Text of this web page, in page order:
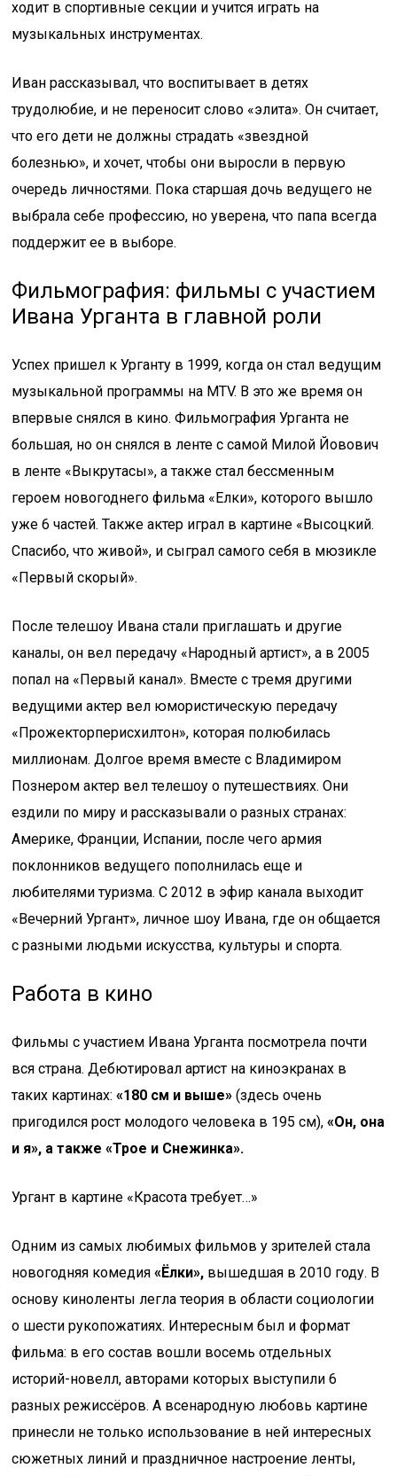
ходит в спортивные секции и учится играть на
музыкальных инструментах.
Иван рассказывал, что воспитывает в детях
трудолюбие, и не переносит слово «элита». Он считает,
что его дети не должны страдать «звездной
болезнью», и хочет, чтобы они выросли в первую
очередь личностями. Пока старшая дочь ведущего не
выбрала себе профессию, но уверена, что папа всегда
поддержит ее в выборе.
Фильмография: фильмы с участием
Ивана Урганта в главной роли
Успех пришел к Урганту в 1999, когда он стал ведущим
музыкальной программы на MTV. В это же время он
впервые снялся в кино. Фильмография Урганта не
большая, но он снялся в ленте с самой Милой Йовович
в ленте «Выкрутасы», а также стал бессменным
героем новогоднего фильма «Елки», которого вышло
уже 6 частей. Также актер играл в картине «Высоцкий.
Спасибо, что живой», и сыграл самого себя в мюзикле
«Первый скорый».
После телешоу Ивана стали приглашать и другие
каналы, он вел передачу «Народный артист», а в 2005
попал на «Первый канал». Вместе с тремя другими
ведущими актер вел юмористическую передачу
«Прожекторперисхилтон», которая полюбилась
миллионам. Долгое время вместе с Владимиром
Познером актер вел телешоу о путешествиях. Они
ездили по миру и рассказывали о разных странах:
Америке, Франции, Испании, после чего армия
поклонников ведущего пополнилась еще и
любителями туризма. С 2012 в эфир канала выходит
«Вечерний Ургант», личное шоу Ивана, где он общается
с разными людьми искусства, культуры и спорта.
Работа в кино
Фильмы с участием Ивана Урганта посмотрела почти
вся страна. Дебютировал артист на киноэкранах в
таких картинах:«180 см и выше» (здесь очень
пригодился рост молодого человека в 195 см),«Он, она
и я», а также «Трое и Снежинка».
Ургант в картине «Красота требует…»
Одним из самых любимых фильмов у зрителей стала
новогодняя комедия«Ёлки», вышедшая в 2010 году. В
основу киноленты легла теория в области социологии
о шести рукопожатиях. Интересным был и формат
фильма: в его состав вошли восемь отдельных
историй-новелл, авторами которых выступили 6
разных режиссёров. А всенародную любовь картине
принесли не только использование в ней интересных
сюжетных линий и праздничное настроение ленты,